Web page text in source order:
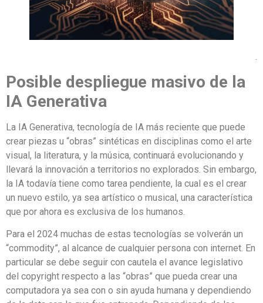
Posible despliegue masivo de la
IA Generativa
La IA Generativa, tecnología de IA más reciente que puede
crear piezas u “obras” sintéticas en disciplinas como el arte
visual, la literatura, y la música, continuará evolucionando y
llevará la innovación a territorios no explorados. Sin embargo,
la IA todavía tiene como tarea pendiente, la cual es el crear
un nuevo estilo, ya sea artístico o musical, una característica
que por ahora es exclusiva de los humanos.
Para el 2024 muchas de estas tecnologías se volverán un
“commodity”, al alcance de cualquier persona con internet. En
particular se debe seguir con cautela el avance legislativo
del copyright respecto a las “obras” que pueda crear una
computadora ya sea con o sin ayuda humana y dependiendo